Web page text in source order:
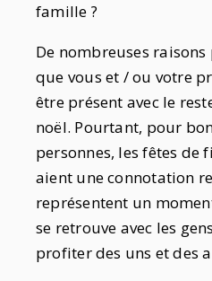
famille ?
De nombreuses
que vous et / ou votre
être présent avec le
noël. Pourtant, pour
personnes, les fêtes de
aient une connotation
représentent un
se retrouve avec les
profiter des uns et des